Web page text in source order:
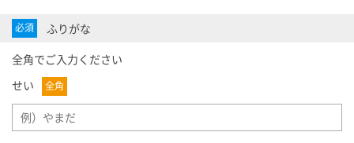
必須
ふりがな
全角でご入力ください
せい
全角